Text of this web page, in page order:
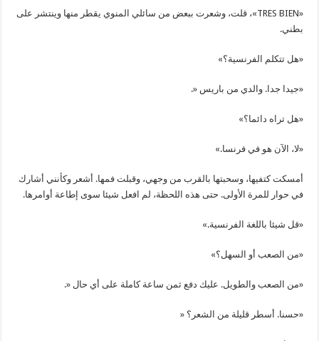
«TRES BIEN»، قلت، وشعرت ببعض من سائلي المنوي يقطر منها وينتشر على
بطني.
«هل تتكلم الفرنسية؟»
«جيدا جدا. والدي من باريس «.
«هل تراه دائما؟»
«لا، الآن هو في فرنسا.»
أمسكت كتفيها، وسحبتها بالقرب من وجهي، وقبلت فمها. أشعر وكأنني أشارك
في حوار للمرة الأولى. حتى هذه اللحظة، لم افعل شيئا سوى إطاعة أوامرها.
«قل شيئا باللغة الفرنسية.»
«من الصعب أو السهل؟»
«من الصعب والطويل. عليك دفع ثمن ساعة كاملة على أي حال «.
«حسنا. أسطر قليلة من الشعر؟ «